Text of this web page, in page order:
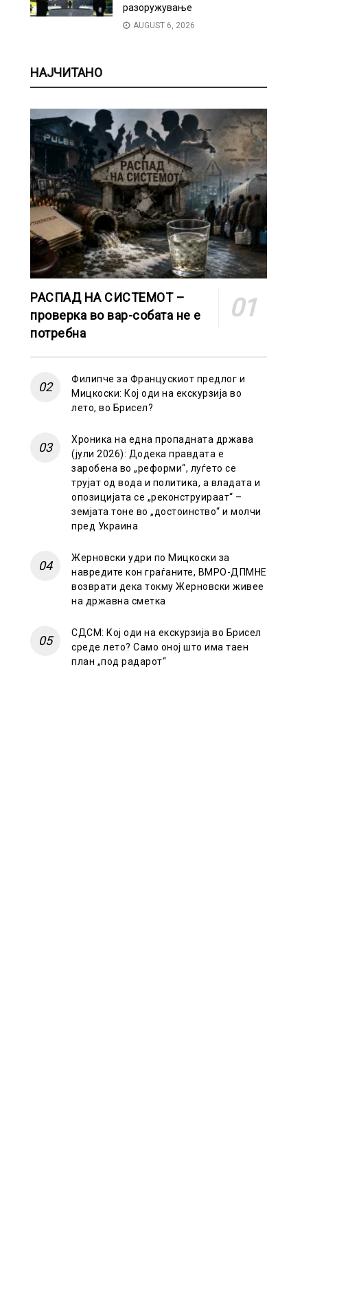
разоружување
AUGUST 6, 2026
НАЈЧИТАНО
РАСПАД НА СИСТЕМОТ –
проверка во вар-собата не е
потребна
Филипче за Францускиот предлог и
Мицкоски: Кој оди на екскурзија во
лето, во Брисел?
Хроника на една пропадната држава
(јули 2026): Додека правдата е
заробена во „реформи“, луѓето се
трујат од вода и политика, а владата и
опозицијата се „реконструираат“ –
земјата тоне во „достоинство“ и молчи
пред Украина
Жерновски удри по Мицкоски за
навредите кон граѓаните, ВМРО-ДПМНЕ
возврати дека токму Жерновски живее
на државна сметка
СДСМ: Кој оди на екскурзија во Брисел
среде лето? Само оној што има таен
план „под радарот“